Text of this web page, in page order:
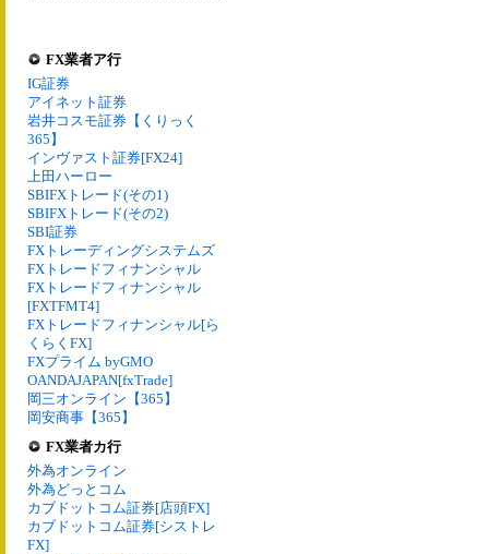
FX業者ア行
IG証券
アイネット証券
岩井コスモ証券【くりっく
365】
インヴァスト証券[FX24]
上田ハーロー
SBIFXトレード(その1)
SBIFXトレード(その2)
SBI証券
FXトレーディングシステムズ
FXトレードフィナンシャル
FXトレードフィナンシャル
[FXTFMT4]
FXトレードフィナンシャル[ら
くらくFX]
FXプライム byGMO
OANDAJAPAN[fxTrade]
岡三オンライン【365】
岡安商事【365】
FX業者カ行
外為オンライン
外為どっとコム
カブドットコム証券[店頭FX]
カブドットコム証券[シストレ
FX]